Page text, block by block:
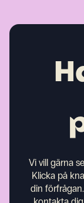
Vi vill gärna
Klicka på
din